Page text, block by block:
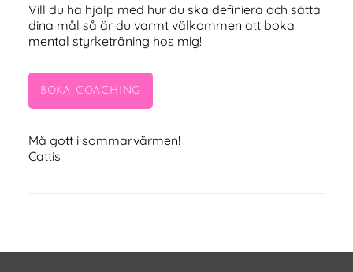
Vill du ha hjälp med hur du ska definiera och sätta
dina mål så är du varmt välkommen att boka
mental styrketräning hos mig!
BOKA COACHING
Må gott i sommarvärmen!
Cattis